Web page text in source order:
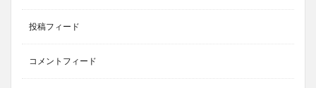
投稿フィード
コメントフィード